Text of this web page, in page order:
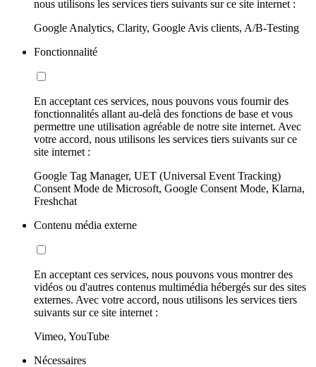
nous utilisons les services tiers suivants sur ce site internet :
Google Analytics, Clarity, Google Avis clients, A/B-Testing
Fonctionnalité
En acceptant ces services, nous pouvons vous fournir des
fonctionnalités allant au-delà des fonctions de base et vous
permettre une utilisation agréable de notre site internet. Avec
votre accord, nous utilisons les services tiers suivants sur ce
site internet :
Google Tag Manager, UET (Universal Event Tracking)
Consent Mode de Microsoft, Google Consent Mode, Klarna,
Freshchat
Contenu média externe
En acceptant ces services, nous pouvons vous montrer des
vidéos ou d'autres contenus multimédia hébergés sur des sites
externes. Avec votre accord, nous utilisons les services tiers
suivants sur ce site internet :
Vimeo, YouTube
Nécessaires